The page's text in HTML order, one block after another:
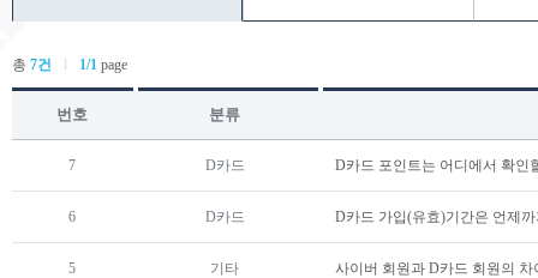
총 7건 1/1 page
번호 분류
7 D카드 D카드 포인트는 어디에서 확인
6 D카드 D카드 가입(유효)기간은 언제까
5 기타 사이버 회원과 D카드 회원의 차